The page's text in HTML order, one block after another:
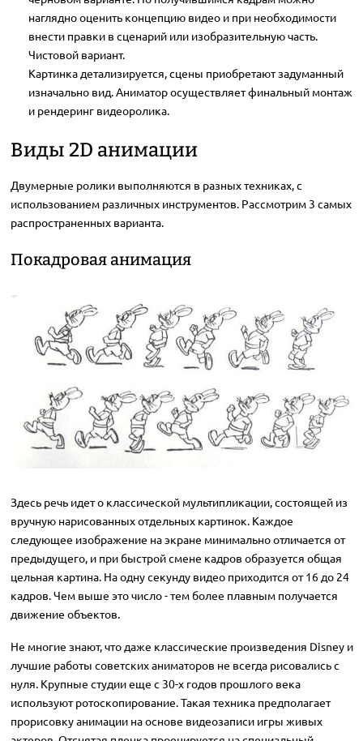
наглядно оценить концепцию видео и при необходимости
внести правки в сценарий или изобразительную часть.
Чистовой вариант.
Картинка детализируется, сцены приобретают задуманный
изначально вид. Аниматор осуществляет финальный монтаж
и рендеринг видеоролика.
Виды 2D анимации
Двумерные ролики выполняются в разных техниках, с
использованием различных инструментов. Рассмотрим 3 самых
распространенных варианта.
Покадровая анимация
Здесь речь идет о классической мультипликации, состоящей из
вручную нарисованных отдельных картинок. Каждое
следующее изображение на экране минимально отличается от
предыдущего, и при быстрой смене кадров образуется общая
цельная картина. На одну секунду видео приходится от 16 до 24
кадров. Чем выше это число - тем более плавным получается
движение объектов.
Не многие знают, что даже классические произведения Disney и
лучшие работы советских аниматоров не всегда рисовались с
нуля. Крупные студии еще с 30-х годов прошлого века
используют ротоскопирование. Такая техника предполагает
прорисовку анимации на основе видеозаписи игры живых